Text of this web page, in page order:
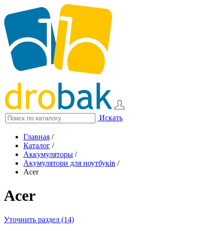
Искать
Главная /
Каталог /
Аккумуляторы /
Акумулятори для ноутбуків /
Acer
Acer
Уточнить раздел (14)